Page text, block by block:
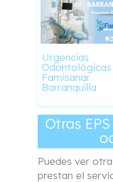
Urgencias
Odontológicas
Famisanar
Barranquilla
Otras
Puedes ver
prestan el